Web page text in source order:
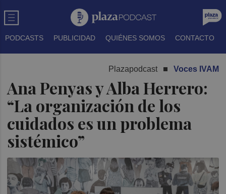
PODCASTS PUBLICIDAD QUIÉNES SOMOS CONTACTO
Plazapodcast Voces IVAM
Ana Penyas y Alba Herrero:
“La organización de los
cuidados es un problema
sistémico”